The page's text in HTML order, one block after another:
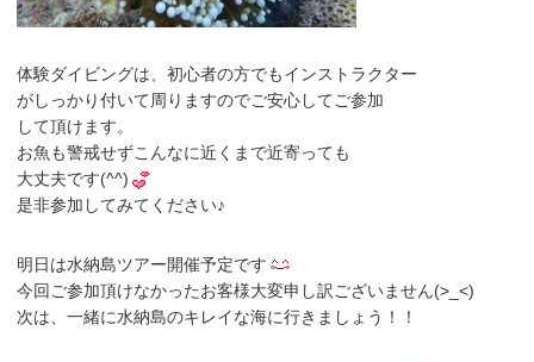
体験ダイビングは、初心者の方でもインストラクター
がしっかり付いて周りますのでご安心してご参加
して頂けます。
お魚も警戒せずこんなに近くまで近寄っても
大丈夫です(^^)
是非参加してみてください♪
明日は水納島ツアー開催予定です
今回ご参加頂けなかったお客様大変申し訳ございません(>_<)
次は、一緒に水納島のキレイな海に行きましょう！！